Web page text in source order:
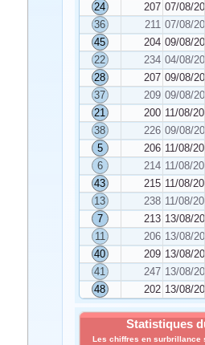
24
207 07/08/
36
211 07/08/
45
204 09/08/
22
234 04/08/
28
207 09/08/
37
209 09/08/
21
200 11/08/
38
226 09/08/
5
206 11/08/
6
214 11/08/
43
215 11/08/
13
238 11/08/
7
213 13/08/
11
206 13/08/
40
209 13/08/
41
247 13/08/
48
202 13/08/
Statistiques
Les chiffres en surbrillance